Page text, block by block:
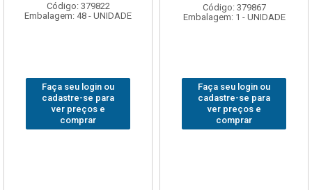
Código: 379822
Embalagem: 48 - UNIDADE
Faça seu login ou
cadastre-se para
ver preços e
comprar
Código: 379867
Embalagem: 1 - UNIDADE
Faça seu login ou
cadastre-se para
ver preços e
comprar